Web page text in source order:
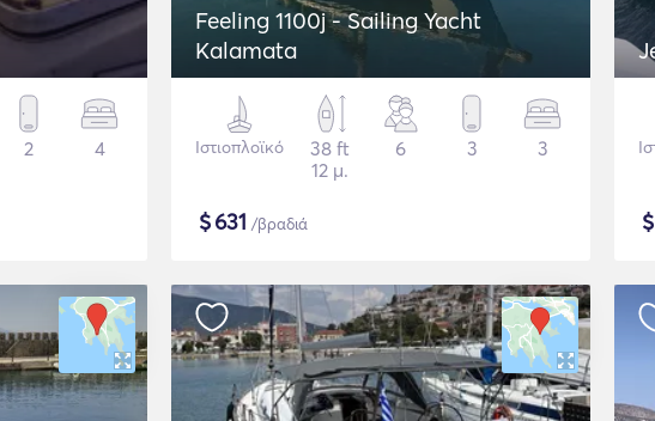
2 4
Feeling 1100j - Sailing Yacht
Kalamata
Ιστιοπλοϊκό
38 ft
12 μ.
6 3 3
$631 /βραδιά